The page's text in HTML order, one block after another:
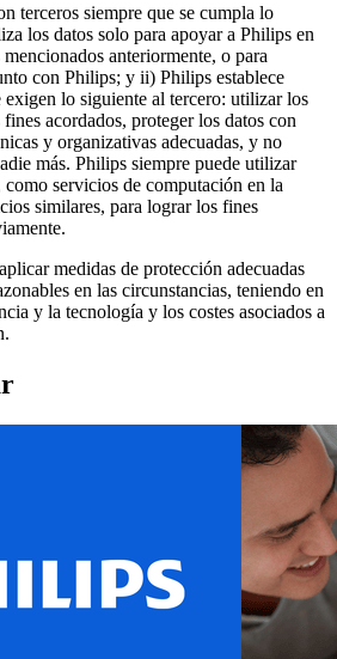
terceros siempre que se cumpla lo
los datos solo para apoyar a Philips en
anteriormente, o para
con Philips; y ii) Philips establece
exigen lo siguiente al tercero: utilizar los
acordados, proteger los datos con
y organizativas adecuadas, y no
más. Philips siempre puede utilizar
servicios de computación en la
similares, para lograr los fines
medidas de protección adecuadas
en las circunstancias, teniendo en
y la tecnología y los costes asociados a